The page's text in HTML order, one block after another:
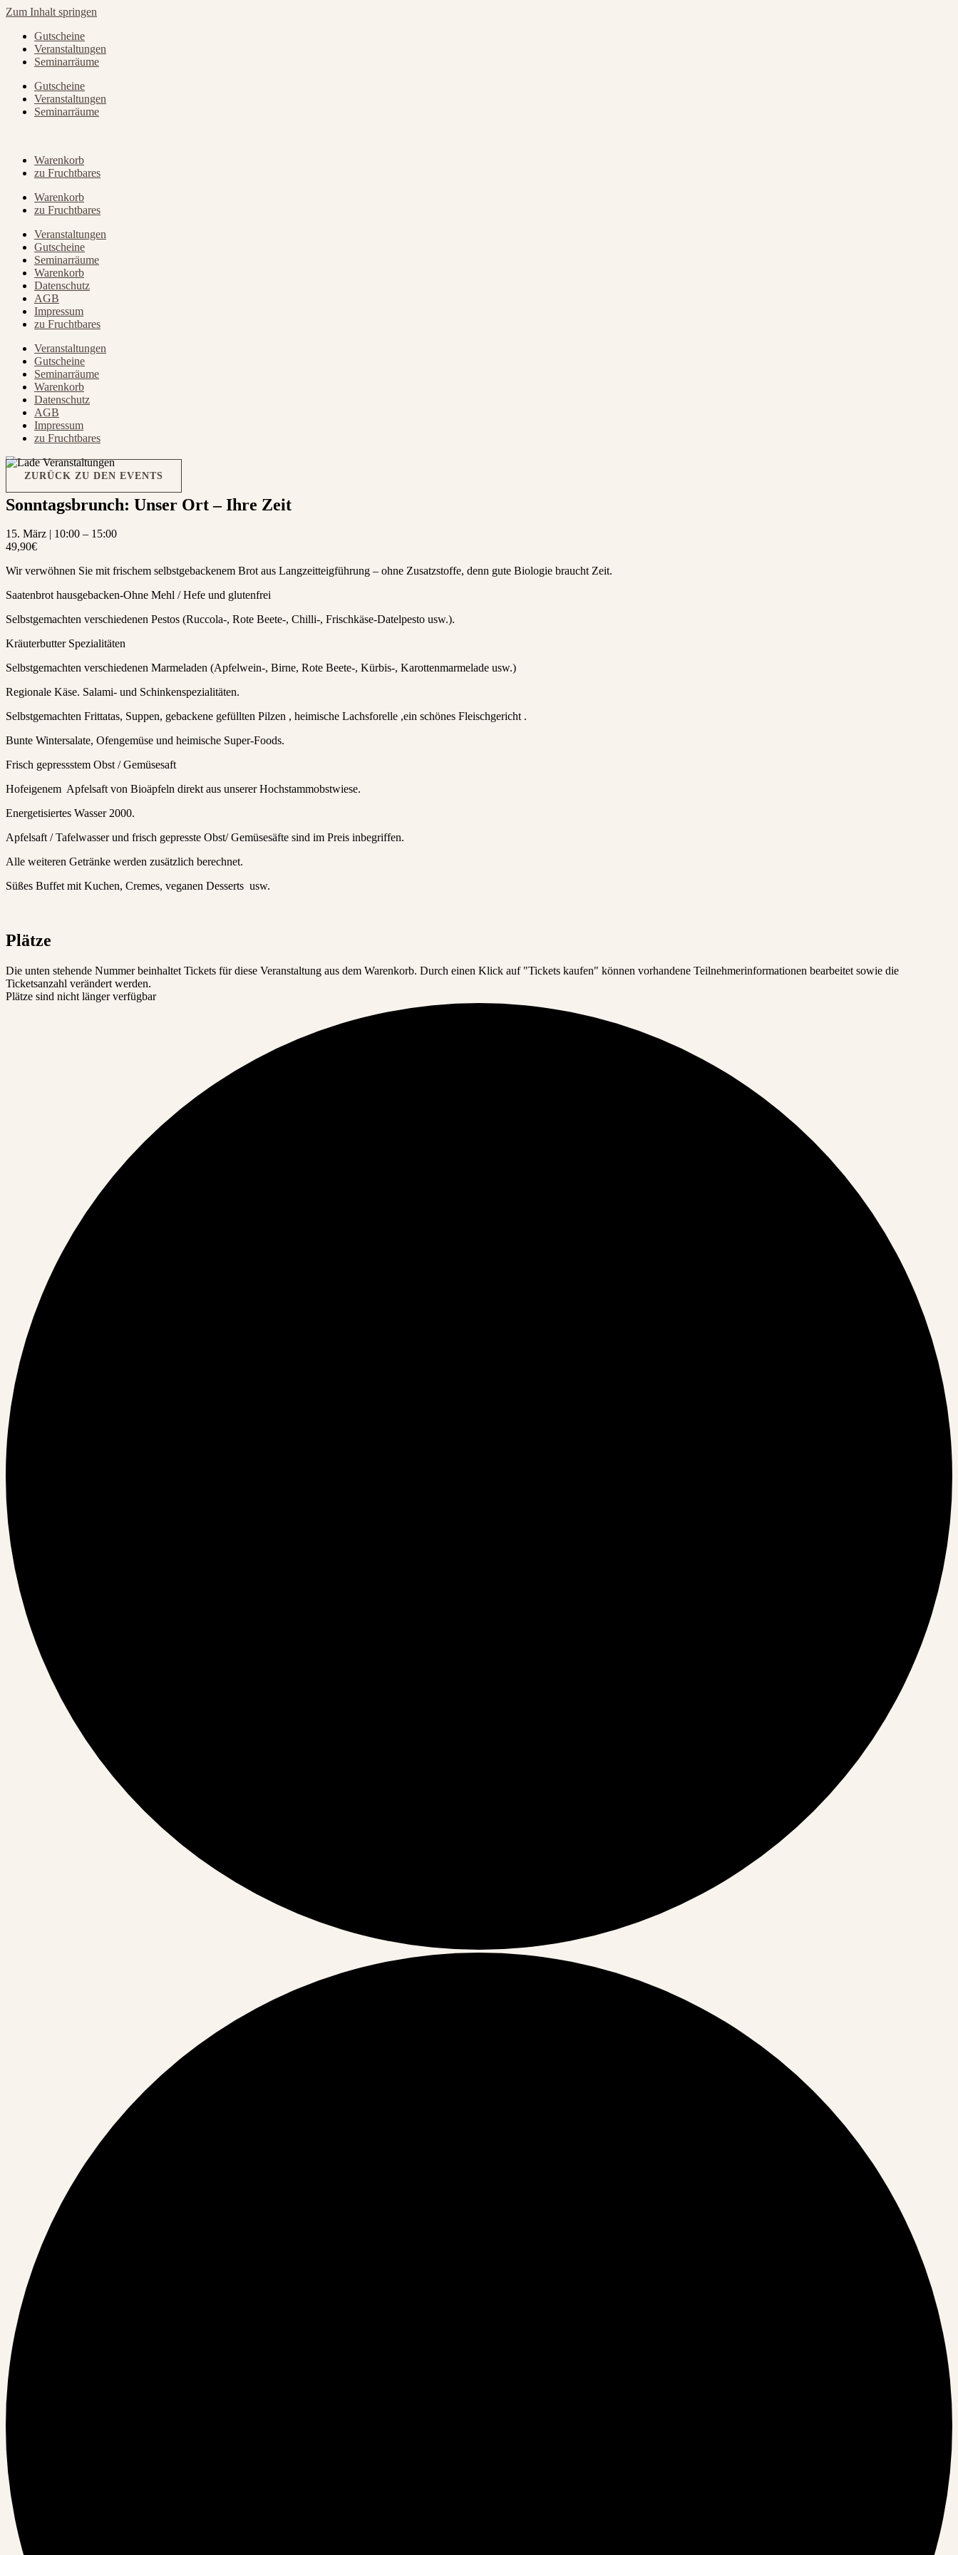
Zum Inhalt springen
Gutscheine
Veranstaltungen
Seminarräume
Gutscheine
Veranstaltungen
Seminarräume
Warenkorb
zu Fruchtbares
Warenkorb
zu Fruchtbares
Veranstaltungen
Gutscheine
Seminarräume
Warenkorb
Datenschutz
AGB
Impressum
zu Fruchtbares
Veranstaltungen
Gutscheine
Seminarräume
Warenkorb
Datenschutz
AGB
Impressum
zu Fruchtbares
ZURÜCK ZU DEN EVENTS
Sonntagsbrunch: Unser Ort – Ihre Zeit
15. März | 10:00 – 15:00
49,90€
Wir verwöhnen Sie mit frischem selbstgebackenem Brot aus Langzeitteigführung – ohne Zusatzstoffe, denn gute Biologie braucht Zeit.
Saatenbrot hausgebacken-Ohne Mehl / Hefe und glutenfrei
Selbstgemachten verschiedenen Pestos (Ruccola-, Rote Beete-, Chilli-, Frischkäse-Datelpesto usw.).
Kräuterbutter Spezialitäten
Selbstgemachten verschiedenen Marmeladen (Apfelwein-, Birne, Rote Beete-, Kürbis-, Karottenmarmelade usw.)
Regionale Käse. Salami- und Schinkenspezialitäten.
Selbstgemachten Frittatas, Suppen, gebackene gefüllten Pilzen , heimische Lachsforelle ,ein schönes Fleischgericht .
Bunte Wintersalate, Ofengemüse und heimische Super-Foods.
Frisch gepressstem Obst / Gemüsesaft
Hofeigenem Apfelsaft von Bioäpfeln direkt aus unserer Hochstammobstwiese.
Energetisiertes Wasser 2000.
Apfelsaft / Tafelwasser und frisch gepresste Obst/ Gemüsesäfte sind im Preis inbegriffen.
Alle weiteren Getränke werden zusätzlich berechnet.
Süßes Buffet mit Kuchen, Cremes, veganen Desserts usw.
Plätze
Die unten stehende Nummer beinhaltet Tickets für diese Veranstaltung aus dem Warenkorb. Durch einen Klick auf "Tickets kaufen" können vorhandene Teilnehmerinformationen bearbeitet sowie die
Ticketsanzahl verändert werden.
Plätze sind nicht länger verfügbar